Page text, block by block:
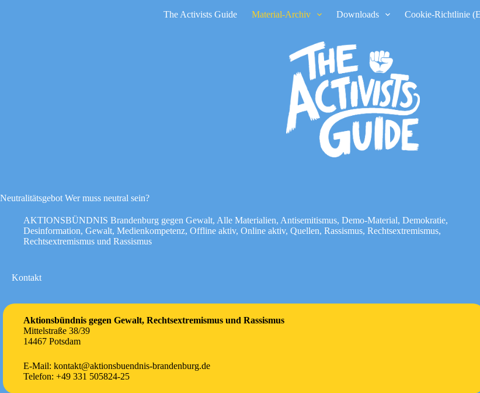
The Activists Guide Material-Archiv Downloads Cookie-Richtlinie
Neutralitätsgebot Wer muss neutral sein?
AKTIONSBÜNDNIS Brandenburg gegen Gewalt, Alle Materialien, Antisemitismus, Demo-Material, Demokratie,
Desinformation, Gewalt, Medienkompetenz, Offline aktiv, Online aktiv, Quellen, Rassismus, Rechtsextremismus,
Rechtsextremismus und Rassismus
Kontakt
Aktionsbündnis gegen Gewalt, Rechtsextremismus und Rassismus
Mittelstraße 38/39
14467 Potsdam
E-Mail: kontakt@aktionsbuendnis-brandenburg.de
Telefon: +49 331 505824-25